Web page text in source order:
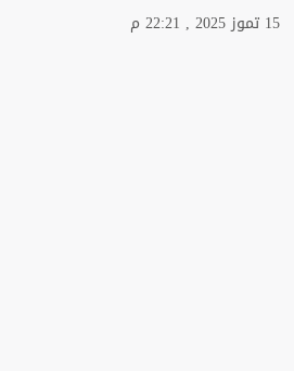
15 تموز 2025 , 22:21 م